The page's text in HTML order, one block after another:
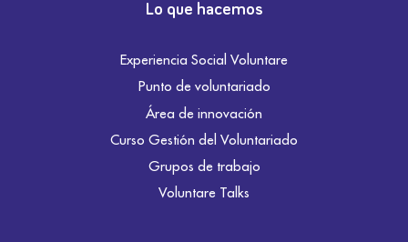
Lo que hacemos
Experiencia Social Voluntare
Punto de voluntariado
Área de innovación
Curso Gestión del Voluntariado
Grupos de trabajo
Voluntare Talks